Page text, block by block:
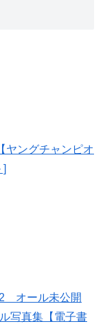
ヤングチャンピオ
]
オール未公開
写真集【電子書